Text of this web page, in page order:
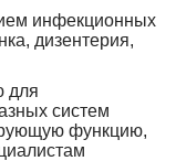
инфекционных
дизентерия,
для
систем
функцию,